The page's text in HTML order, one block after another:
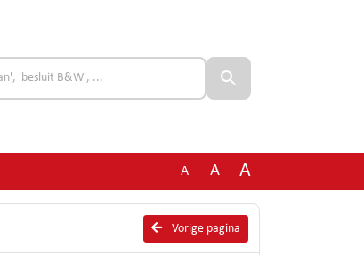
A A A
Vorige pagina